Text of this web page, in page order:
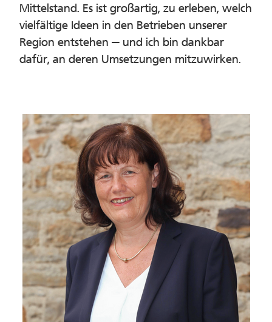
Mittelstand. Es ist großartig, zu erleben, welch
vielfältige Ideen in den Betrieben unserer
Region entstehen — und ich bin dankbar
dafür, an deren Umsetzungen mitzuwirken.